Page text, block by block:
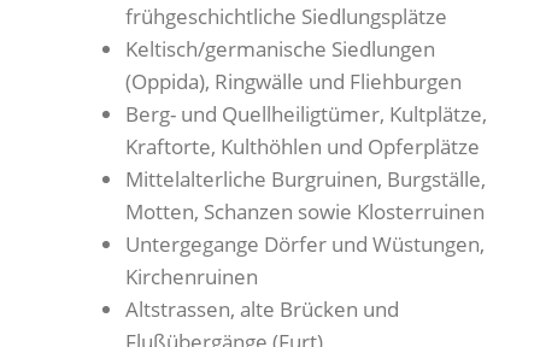
frühgeschichtliche Siedlungsplätze
Keltisch/germanische Siedlungen
(Oppida), Ringwälle und Fliehburgen
Berg- und Quellheiligtümer, Kultplätze,
Kraftorte, Kulthöhlen und Opferplätze
Mittelalterliche Burgruinen, Burgställe,
Motten, Schanzen sowie Klosterruinen
Untergegange Dörfer und Wüstungen,
Kirchenruinen
Altstrassen, alte Brücken und